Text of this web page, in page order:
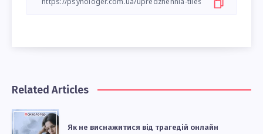
Related Articles
Як не виснажитися від трагедій онлайн